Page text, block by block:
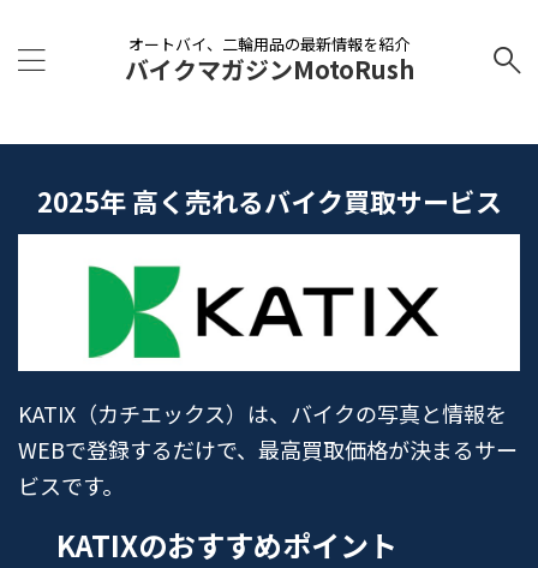
オートバイ、二輪用品の最新情報を紹介
バイクマガジンMotoRush
2025年 高く売れるバイク買取サービス
KATIX（カチエックス）は、バイクの写真と情報を
WEBで登録するだけで、最高買取価格が決まるサー
ビスです。
KATIXのおすすめポイント